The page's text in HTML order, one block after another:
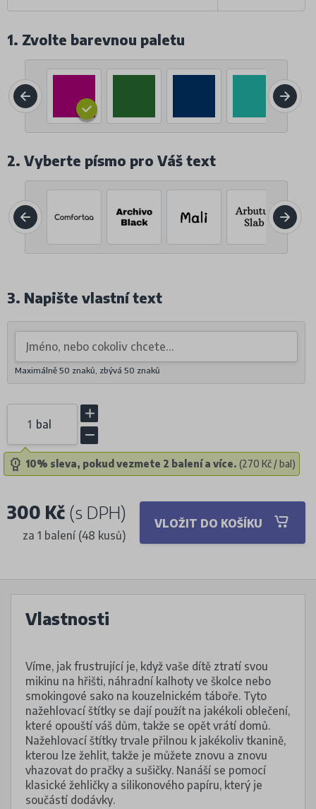
1. Zvolte barevnou paletu
2. Vyberte písmo pro Váš text
3. Napište vlastní text
Maximálně 50 znaků, zbývá 50 znaků
bal
10% sleva, pokud vezmete 2 balení a více. (270 Kč / bal)
300 Kč (s DPH)
za 1 balení (48 kusů)
VLOŽIT DO KOŠÍKU
Vlastnosti
Víme, jak frustrující je, když vaše dítě ztratí svou
mikinu na hřišti, náhradní kalhoty ve školce nebo
smokingové sako na kouzelnickém táboře. Tyto
nažehlovací štítky se dají použít na jakékoli oblečení,
které opouští váš dům, takže se opět vrátí domů.
Nažehlovací štítky trvale přilnou k jakékoliv tkanině,
kterou lze žehlit, takže je můžete znovu a znovu
vhazovat do pračky a sušičky. Nanáší se pomocí
klasické žehličky a silikonového papíru, který je
součástí dodávky.